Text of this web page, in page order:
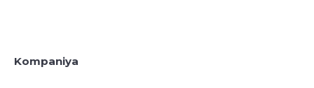
Kompaniya